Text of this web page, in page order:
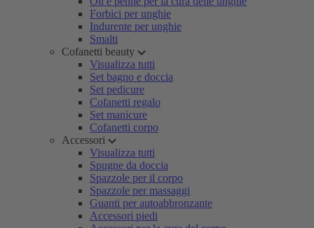
Forbici per unghie
Indurente per unghie
Smalti
Cofanetti beauty
Visualizza tutti
Set bagno e doccia
Set pedicure
Cofanetti regalo
Set manicure
Cofanetti corpo
Accessori
Visualizza tutti
Spugne da doccia
Spazzole per il corpo
Spazzole per massaggi
Guanti per autoabbronzante
Accessori piedi